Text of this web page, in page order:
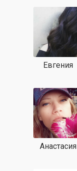
Евгения
Анастасия